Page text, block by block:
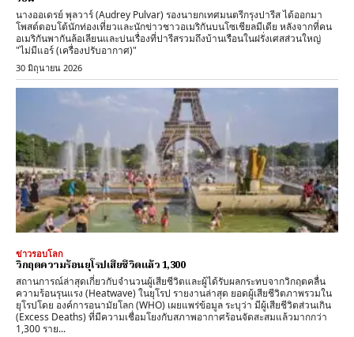
นางออเดรย์ พุลวาร์ (Audrey Pulvar) รองนายกเทศมนตรีกรุงปารีส ได้ออกมา
โพสต์ตอบโต้นักท่องเที่ยวและนักข่าวชาวอเมริกันบนโซเชียลมีเดีย หลังจากที่คน
อเมริกันพากันล้อเลียนและบ่นเรื่องที่ปารีสรวมถึงบ้านเรือนในฝรั่งเศสส่วนใหญ่
"ไม่มีแอร์ (เครื่องปรับอากาศ)"
30 มิถุนายน 2026
ข่าวรอบโลก
วิกฤตความร้อนยุโรปเสียชีวิตแล้ว 1,300
สถานการณ์ล่าสุดเกี่ยวกับจำนวนผู้เสียชีวิตและผู้ได้รับผลกระทบจากวิกฤตคลื่น
ความร้อนรุนแรง (Heatwave) ในยุโรป รายงานล่าสุด ​ยอดผู้เสียชีวิตภาพรวมใน
ยุโรปโดย ​องค์การอนามัยโลก (WHO) เผยแพร่ข้อมูล ระบุว่า มีผู้เสียชีวิตส่วนเกิน
(Excess Deaths) ที่มีความเชื่อมโยงกับสภาพอากาศร้อนจัดสะสมแล้วมากกว่า
1,300 ราย...